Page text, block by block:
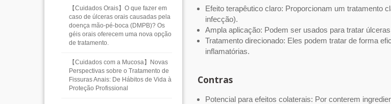
【Cuidados Orais】O que fazer em
caso de úlceras orais causadas pela
doença mão-pé-boca (DMPB)? Os
géis orais oferecem uma nova opção
de tratamento.
【Cuidados com a Mucosa】Novas
Perspectivas sobre o Tratamento de
Fissuras Anais: De Hábitos de Vida à
Proteção Profissional
Efeito terapêutico claro: Proporcionam um tratamento
infecção).
Ampla aplicação: Podem ser usados ​​para tratar
Tratamento direcionado: Eles podem tratar de forma
inflamatórias.
Contras
Potencial para efeitos colaterais: Por conterem